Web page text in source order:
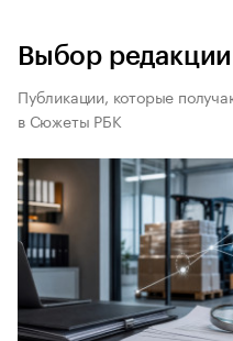
Выбор редакции
Публикации, которые
в Сюжеты РБК